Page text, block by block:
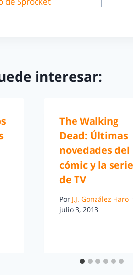
interesar:
The Walking
Dead: Últimas
novedades del
cómic y la serie
de TV
Por J.J. González Haro
julio 3, 2013